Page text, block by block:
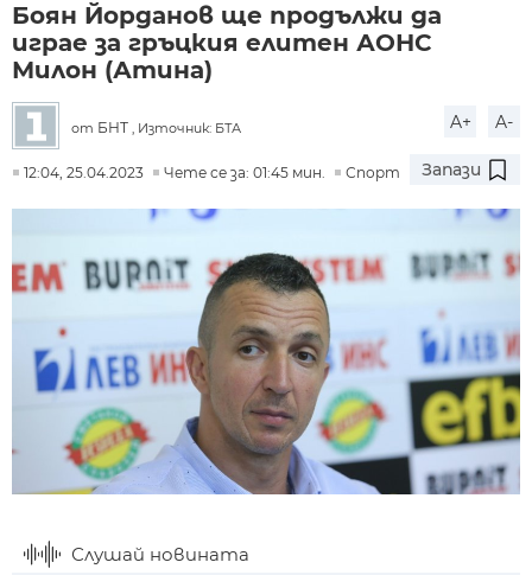
Боян Йорданов ще продължи да
играе за гръцкия елитен АОНС
Милон (Атина)
от БНТ , Източник: БТА A+ A-
12:04, 25.04.2023 Чете се за: 01:45 мин. Спорт Запази
Слушай новината